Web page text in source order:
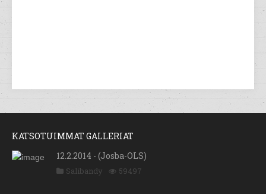
KATSOTUIMMAT GALLERIAT
12.2.2014 - (Josba-OLS)
Salibandy 59497